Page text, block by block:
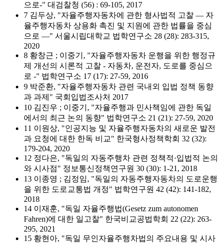
으로-" 대검찰청 (56) : 69-105, 2017
7 김두상, "자율주행자동차에 관한 형사법적 고찰 ― 자
율주행자동차 상용화 촉진 및 지원에 관한 법률을 중심
으로 ―" 서울시립대학교 법학연구소 28 (28): 283-315,
2020
8 황창근 ; 이중기, "자율주행자동차 운행을 위한 행정규
제 개선의 시론적 고찰 - 자동차, 운전자, 도로를 중심으
로 -" 법학연구소 17 (17): 27-59, 2016
9 박준환, "자율주행자동차 관련 국내외 입법 정책 동향
과 과제" 국회입법조사처 2017
10 김진우 ; 이중기, "자율주행과 민사책임에 관한 독일
에서의 최근 논의 동향" 법학연구소 21 (21): 27-59, 2020
11 이원상, "인공지능 및 자율주행자동차의 새로운 발전
과 요청에 대한 한독 비교" 한국형사정책학회 32 (32):
179-204, 2020
12 정다은, "독일의 자동주행차 관련 정책적·입법적 논의
와 시사점" 정보통신정책연구원 30 (30): 1-21, 2018
13 이종영 ; 김정임, "독일의 자동주행자동차의 도로운행
을 위한 도로교통법 개정" 법학연구원 42 (42): 141-182,
2018
14 이재훈, "독일 자율주행법(Gesetz zum autonomen
Fahren)에 대한 일고찰" 한국비교공법학회 22 (22): 263-
295, 2021
15 황현아, "독일 무인자율주행차법의 주요내용 및 시사